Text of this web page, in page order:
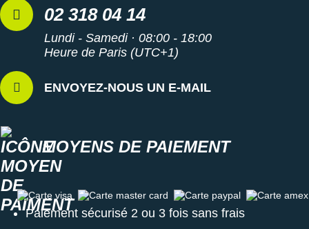
02 318 04 14
Lundi - Samedi · 08:00 - 18:00
Heure de Paris (UTC+1)
ENVOYEZ-NOUS UN E-MAIL
MOYENS DE PAIEMENT
Carte visa Carte master card Carte paypal Carte amex
Paiement sécurisé 2 ou 3 fois sans frais